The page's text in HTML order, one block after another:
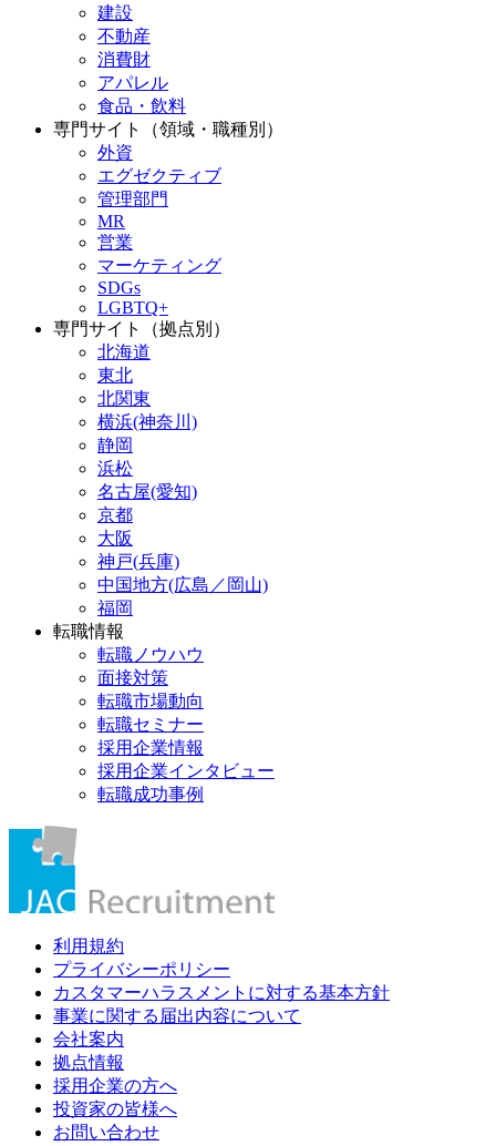
建設
不動産
消費財
アパレル
食品・飲料
専門サイト（領域・職種別）
外資
エグゼクティブ
管理部門
MR
営業
マーケティング
SDGs
LGBTQ+
専門サイト（拠点別）
北海道
東北
北関東
横浜(神奈川)
静岡
浜松
名古屋(愛知)
京都
大阪
神戸(兵庫)
中国地方(広島／岡山)
福岡
転職情報
転職ノウハウ
面接対策
転職市場動向
転職セミナー
採用企業情報
採用企業インタビュー
転職成功事例
利用規約
プライバシーポリシー
カスタマーハラスメントに対する基本方針
事業に関する届出内容について
会社案内
拠点情報
採用企業の方へ
投資家の皆様へ
お問い合わせ